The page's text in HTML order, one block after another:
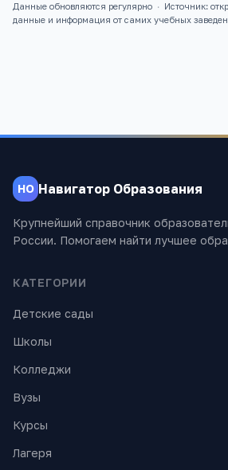
Данные обновляются регулярно ·
Источник:
данные и информация от самих учебных
НО Навигатор Образования
Крупнейший справочник
России. Помогаем найти лучшее
КАТЕГОРИИ
Детские сады
Школы
Колледжи
Вузы
Курсы
Лагеря